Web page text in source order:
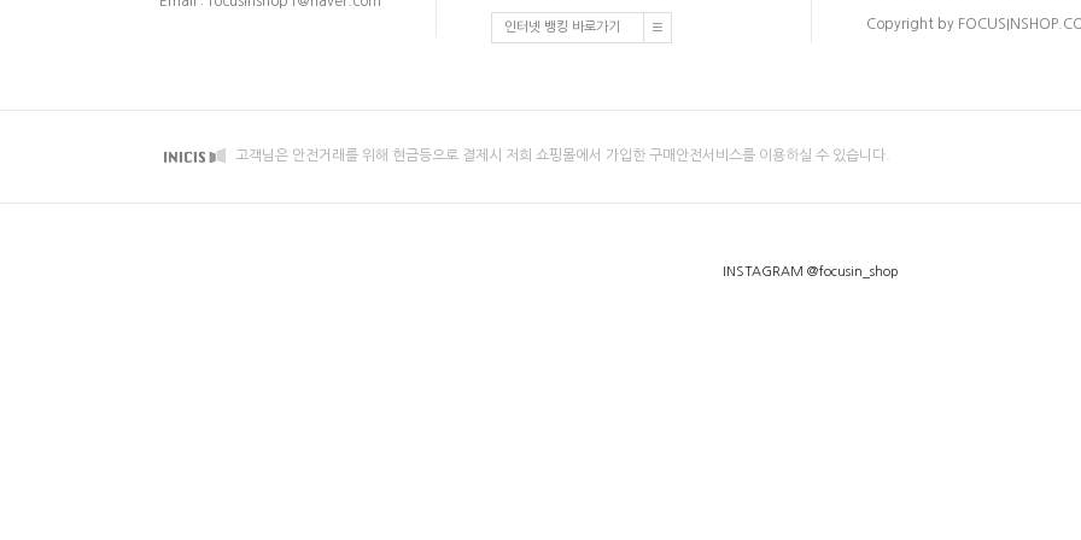
인터넷 뱅킹 바로가기 Copyright by
고객님은 안전거래를 위해 현금등으로 결제시 저희 쇼핑몰에서 가입한 구매안전서비스를 이용하실 수 있습니다.
INSTAGRAM @focusin_shop